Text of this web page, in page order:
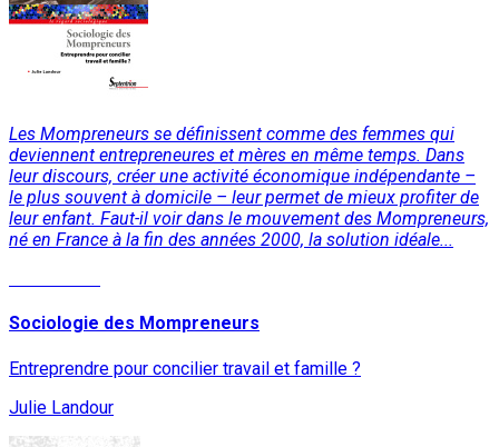
Les Mompreneurs se définissent comme des femmes qui
deviennent entrepreneures et mères en même temps. Dans
leur discours, créer une activité économique indépendante –
le plus souvent à domicile – leur permet de mieux profiter de
leur enfant. Faut-il voir dans le mouvement des Mompreneurs,
né en France à la fin des années 2000, la solution idéale...
Sociologie des Mompreneurs
Entreprendre pour concilier travail et famille ?
Julie Landour